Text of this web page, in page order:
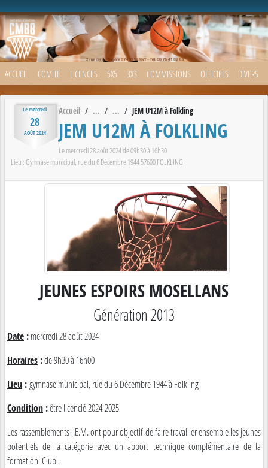
ACCUEIL COMITE LICENCES 5X5 3X3 COMMISSIONS OFFICIELS DIVERS
Lemercredi
28
AOÛT 2024
Accueil JEM U12M à Folkling
JEM U12M À FOLKLING
Lemercredi28août2024de 09h30 à 16h30
Lieu :Gymnase municipal, rue du 6 Décembre 194457600FOLKLING
JEUNES ESPOIRS MOSELLANS
Génération 2013
Date :mercredi 28 août 2024
Horaires :de 9h30 à 16h00
Lieu :gymnase municipal, rue du 6 Décembre 1944 à Folkling
Condition :être licencié 2024-2025
Les rassemblements J.E.M. ont pour objectif de faire travailler ensemble les jeunes
potentiels de la catégorie avec un apport technique complémentaire de la
formation 'Club'.